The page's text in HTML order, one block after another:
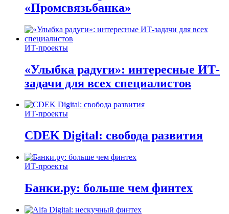
«Промсвязьбанка»
ИТ-проекты
«Улыбка радуги»: интересные ИТ-
задачи для всех специалистов
ИТ-проекты
CDEK Digital: свобода развития
ИТ-проекты
Банки.ру: больше чем финтех